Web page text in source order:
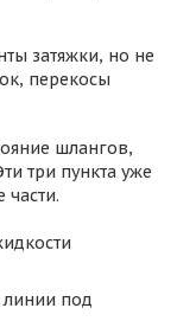
затяжки, но не
перекосы
шлангов,
три пункта уже
линии под